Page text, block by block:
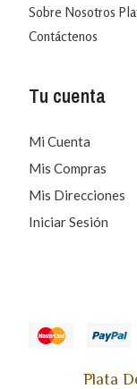
Sobre Nosotros
Contáctenos
Tu cuenta
Mi Cuenta
Mis Compras
Mis Direcciones
Iniciar Sesión
Plata